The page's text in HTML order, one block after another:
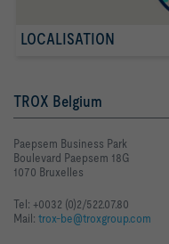
LOCALISATION
TROX Belgium
Paepsem Business Park
Boulevard Paepsem 18G
1070 Bruxelles
Tel: +0032 (0)2/522.07.80
Mail: trox-be@troxgroup.com